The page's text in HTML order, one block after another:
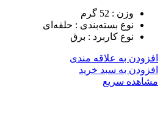
وزن : 52 گرم
نوع بسته‌بندی : حلقه‌ای
نوع کاربرد : برق
افزودن به علاقه مندی
افزودن به سبد خرید
مشاهده سریع